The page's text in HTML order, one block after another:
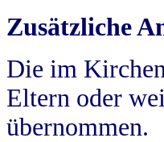
Zusätzliche
Die im
Eltern oder
übernommen.